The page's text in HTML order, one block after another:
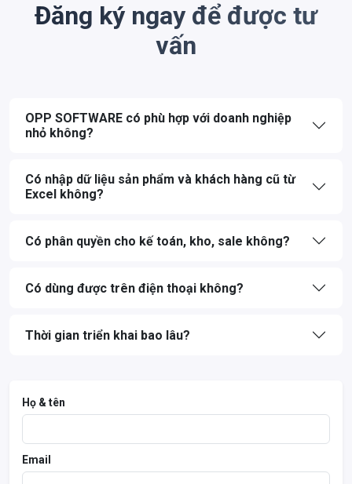
Đăng ký ngay để được tư
vấn
OPP SOFTWARE có phù hợp với doanh nghiệp
nhỏ không?
Có nhập dữ liệu sản phẩm và khách hàng cũ từ
Excel không?
Có phân quyền cho kế toán, kho, sale không?
Có dùng được trên điện thoại không?
Thời gian triển khai bao lâu?
Họ & tên
Email